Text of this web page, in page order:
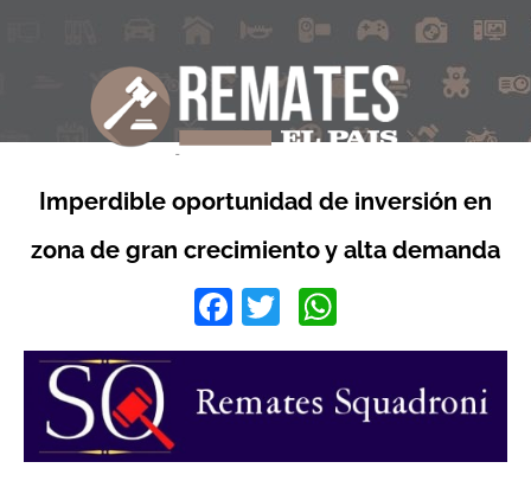
Imperdible oportunidad de inversión en
zona de gran crecimiento y alta demanda
Facebook
Twitter